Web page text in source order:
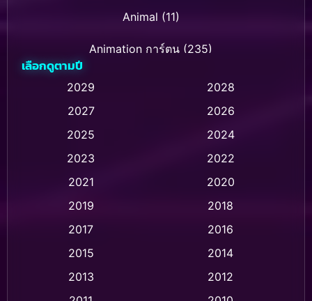
Animal (11)
Animation การ์ตูน (235)
Animation การ์ตูน (32)
Animation การ์ตูน (28)
Animation แอนิเมชัน (1)
Animation แอนิเมชั่น (1)
เลือกดูตามปี
2029
2028
2027
2026
2025
2024
2023
2022
2021
2020
2019
2018
2017
2016
2015
2014
2013
2012